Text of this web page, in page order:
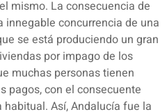
mismo. La consecuencia de
concurrencia de una
se está produciendo un gran
por impago de los
muchas personas tienen
pagos, con el consecuente
Así, Andalucía fue la